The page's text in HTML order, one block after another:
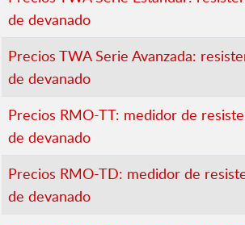
de devanado
Precios TWA Serie Avanzada:
de devanado
Precios RMO-TT: medidor de
de devanado
Precios RMO-TD: medidor de
de devanado